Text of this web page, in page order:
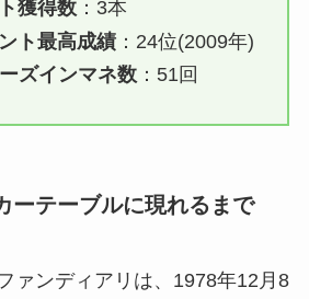
獲得数：3本
ト最高成績：24位(2009年)
ズインマネ数：51回
ーテーブルに現れるまで
ァンディアリは、1978年12月8